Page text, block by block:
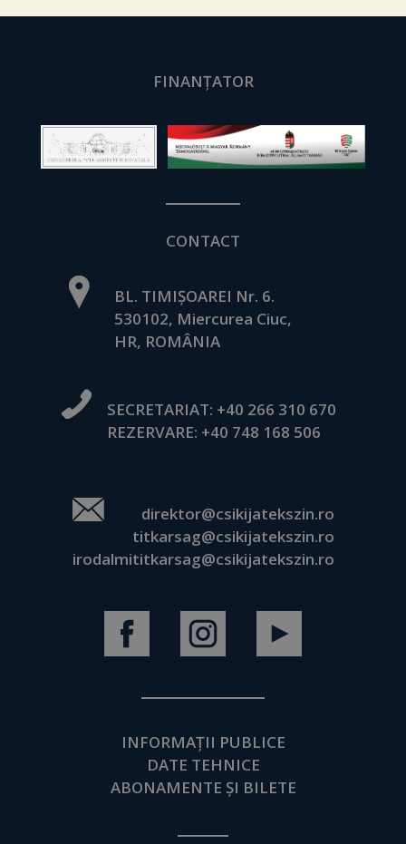
FINANȚATOR
CONTACT
BL. TIMIȘOAREI Nr. 6.
530102, Miercurea Ciuc,
HR, ROMÂNIA
SECRETARIAT: +40 266 310 670
REZERVARE: +40 748 168 506
direktor@csikijatekszin.ro
titkarsag@csikijatekszin.ro
irodalmititkarsag@csikijatekszin.ro
INFORMAȚII PUBLICE
DATE TEHNICE
ABONAMENTE ȘI BILETE